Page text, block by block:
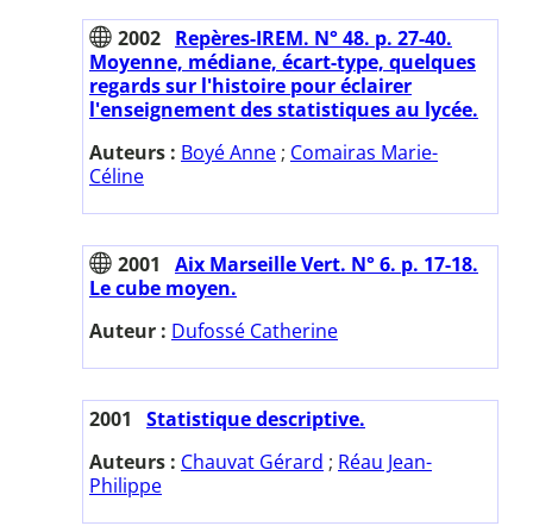
2002 Repères-IREM. N° 48. p. 27-40.
Moyenne, médiane, écart-type, quelques
regards sur l'histoire pour éclairer
l'enseignement des statistiques au lycée.
Auteurs : Boyé Anne ; Comairas Marie-
Céline
2001
Aix Marseille Vert. N° 6. p. 17-18.
Le cube moyen.
Auteur : Dufossé Catherine
2001
Statistique descriptive.
Auteurs : Chauvat Gérard ; Réau Jean-
Philippe